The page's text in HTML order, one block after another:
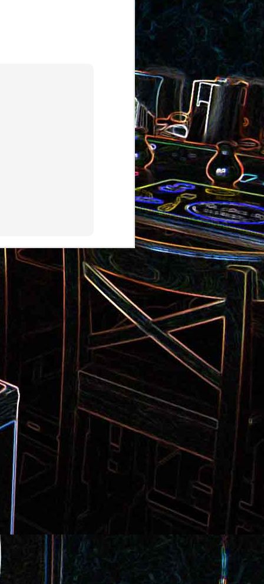
Quiche sans pâte au chorizo
et aux pommes de terre
poêle
Pizza aux pommes de terre et
aux tomates séchées
de Salade de thon aux câpres et
aux deux olives